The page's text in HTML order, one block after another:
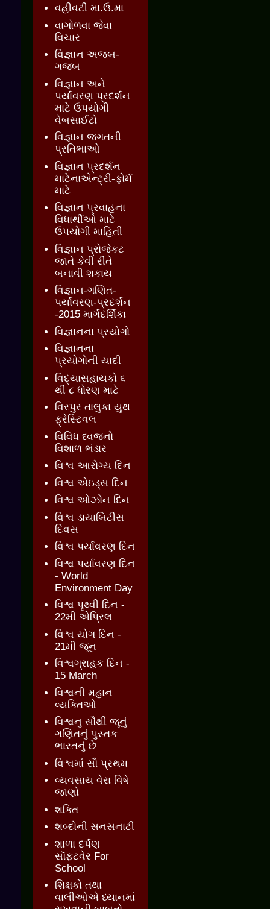
વહીવટી મા.ઉ.મા
વાગોળવા જેવા
વિચાર
વિજ્ઞાન અજબ-
ગજબ
વિજ્ઞાન અને
પર્યાવરણ પ્રદર્શન
માટે ઉપયોગી
વેબસાઈટો
વિજ્ઞાન જગતની
પ્રતિભાઓ
વિજ્ઞાન પ્રદર્શન
માટેનાએન્ટ્રી-ફોર્મ
માટે
વિજ્ઞાન પ્રવાહના
વિધાર્થીઓ માટે
ઉપયોગી માહિતી
વિજ્ઞાન પ્રોજેકટ
જાતે કેવી રીતે
બનાવી શકાય
વિજ્ઞાન-ગણિત-
પર્યાવરણ-પ્રદર્શન
-2015 માર્ગદર્શિકા
વિજ્ઞાનના પ્રયોગો
વિજ્ઞાનના
પ્રયોગોની યાદી
વિદ્યાસહાયકો ૬
થી ૮ ધોરણ માટે
વિરપુર તાલુકા યુથ
ફ્રેસ્ટિવલ
વિવિધ ધ્વજનો
વિશાળ ભંડાર
વિશ્વ આરોગ્ય દિન
વિશ્વ એઇડ્સ દિન
વિશ્વ ઓઝોન દિન
વિશ્વ ડાયાબિટીસ
દિવસ
વિશ્વ પર્યાવરણ દિન
વિશ્વ પર્યાવરણ દિન
- World
Environment Day
વિશ્વ પૃથ્વી દિન -
22મી એપ્રિલ
વિશ્વ યોગ દિન -
21મી જૂન
વિશ્વગ્રાહક દિન -
15 March
વિશ્વની મહાન
વ્યક્તિઓ
વિશ્વનુ સૌથી જૂનું
ગણિતનું પુસ્તક
ભારતનું છે
વિશ્વમાં સૌ પ્રથમ
વ્યવસાય વેરા વિષે
જાણો
શક્તિ
શબ્દોની સનસનાટી
શાળા દર્પણ
સૉફ્ટવેર For
School
શિક્ષકો તથા
વાલીઓએ ધ્યાનમાં